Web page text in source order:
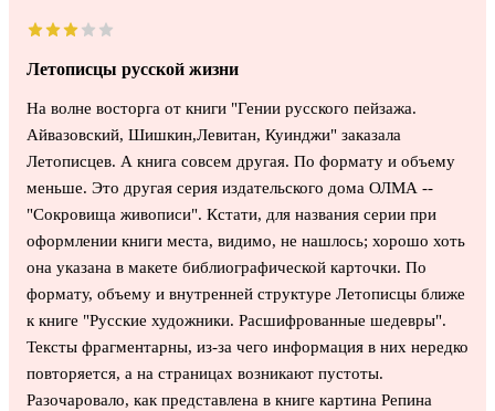
Летописцы русской жизни
На волне восторга от книги "Гении русского пейзажа.
Айвазовский, Шишкин,Левитан, Куинджи" заказала
Летописцев. А книга совсем другая. По формату и объему
меньше. Это другая серия издательского дома ОЛМА --
"Сокровища живописи". Кстати, для названия серии при
оформлении книги места, видимо, не нашлось; хорошо хоть
она указана в макете библиографической карточки. По
формату, объему и внутренней структуре Летописцы ближе
к книге "Русские художники. Расшифрованные шедевры".
Тексты фрагментарны, из-за чего информация в них нередко
повторяется, а на страницах возникают пустоты.
Разочаровало, как представлена в книге картина Репина